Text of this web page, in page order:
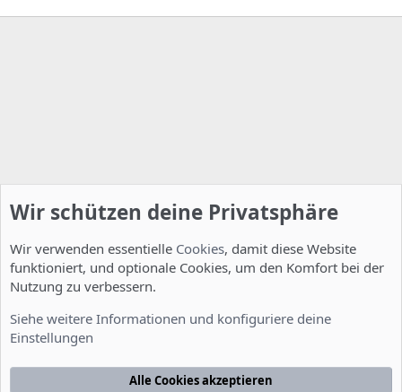
Nutzungsbedingungen Datenschutzerklärung
Wir schützen deine Privatsphäre
Wir verwenden essentielle Cookies, damit diese Website
funktioniert, und optionale Cookies, um den Komfort bei der
Nutzung zu verbessern.
Siehe weitere Informationen und konfiguriere deine
Einstellungen
Alle Cookies akzeptieren